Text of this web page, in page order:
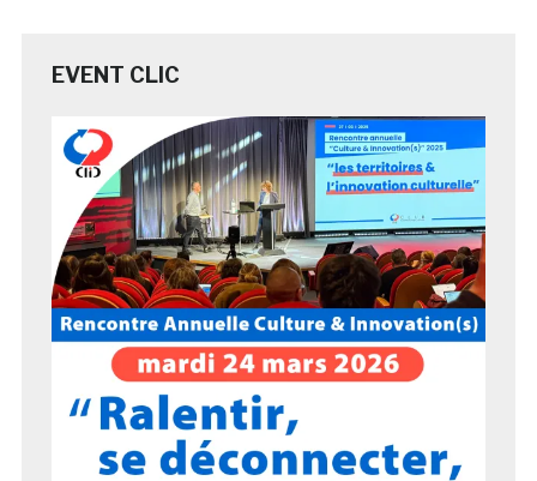
EVENT CLIC